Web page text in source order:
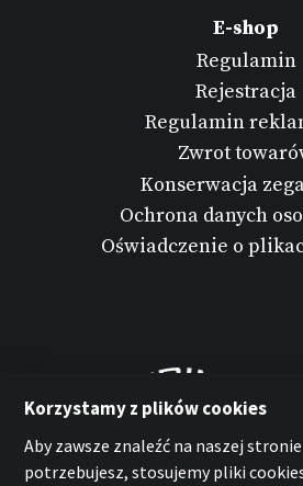
E-shop
Regulamin
Rejestracja
Regulamin
Zwrot
Konserwacja
Ochrona danych
Oświadczenie o
Korzystamy z plików cookies
Aby zawsze znaleźć na naszej
potrzebujesz, stosujemy pliki